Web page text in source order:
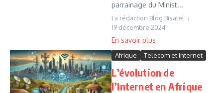
parrainage du Minist...
La rédaction Blog Bisatel
19 décembre 2024
Afrique Telecom et internet
L’évolution de
l’Internet en Afrique